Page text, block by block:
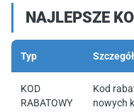
NAJLEPSZE
Typ
KOD
RABATOWY
Kod
nowych